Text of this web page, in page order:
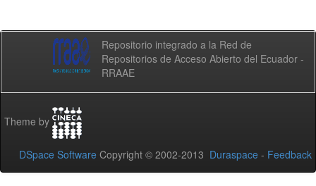
Repositorio integrado a la Red de
Repositorios de Acceso Abierto del Ecuador -
RRAAE
Theme by
DSpace Software Copyright © 2002-2013 Duraspace - Feedback